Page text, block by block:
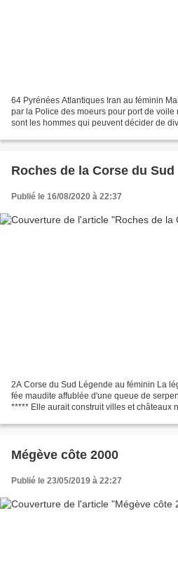
64 Pyrénées Atlantiques Iran au féminin
par la Police des moeurs pour port de voile
sont les hommes qui peuvent décider de
Roches de la Corse du Sud
Publié le 16/08/2020 à 22:37
2A Corse du Sud Légende au féminin La
fée maudite affublée d'une queue de
***** Elle aurait construit villes et châteaux
Mégève côte 2000
Publié le 23/05/2019 à 22:27